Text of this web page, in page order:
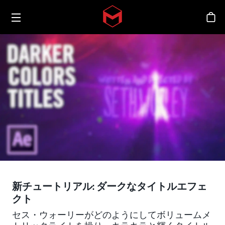
Skip to main content
Toggle menu
シ
新チュートリアル: ダークなタイトルエフェ
クト
セス・ウォーリーがどのようにしてボリュームメ